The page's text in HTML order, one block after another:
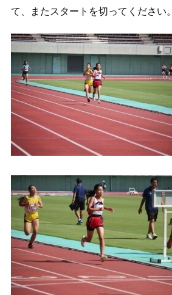
て、またスタートを切ってください。